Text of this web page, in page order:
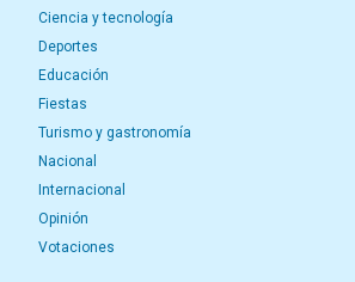
Ciencia y tecnología
Deportes
Educación
Fiestas
Turismo y gastronomía
Nacional
Internacional
Opinión
Votaciones